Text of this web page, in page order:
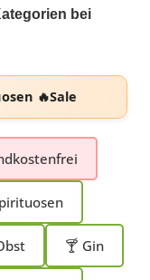
bei
🔥Sale
🍸 Gin